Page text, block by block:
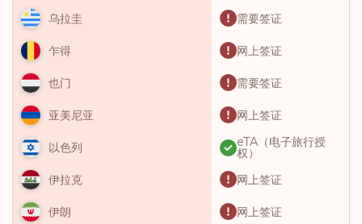
乌拉圭 需要签证
乍得 网上签证
也门 需要签证
亚美尼亚 网上签证
以色列 eTA（电子旅行授
权）
伊拉克
网上签证
伊朗 网上签证